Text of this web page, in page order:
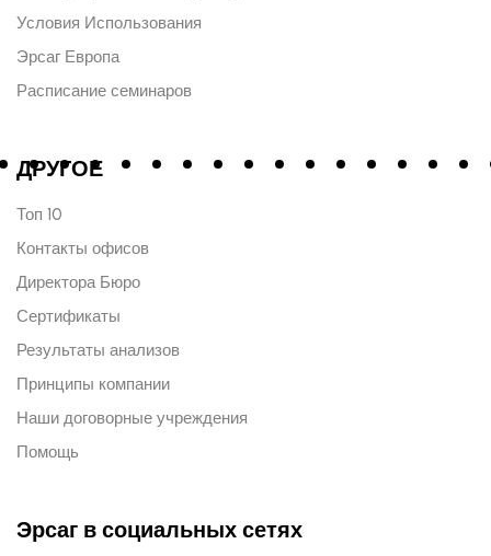
Условия Использования
Эрсаг Европа
Расписание семинаров
ДРУГОЕ
Топ 10
Контакты офисов
Директора Бюро
Сертификаты
Результаты анализов
Принципы компании
Наши договорные учреждения
Помощь
Эрсаг в социальных сетях